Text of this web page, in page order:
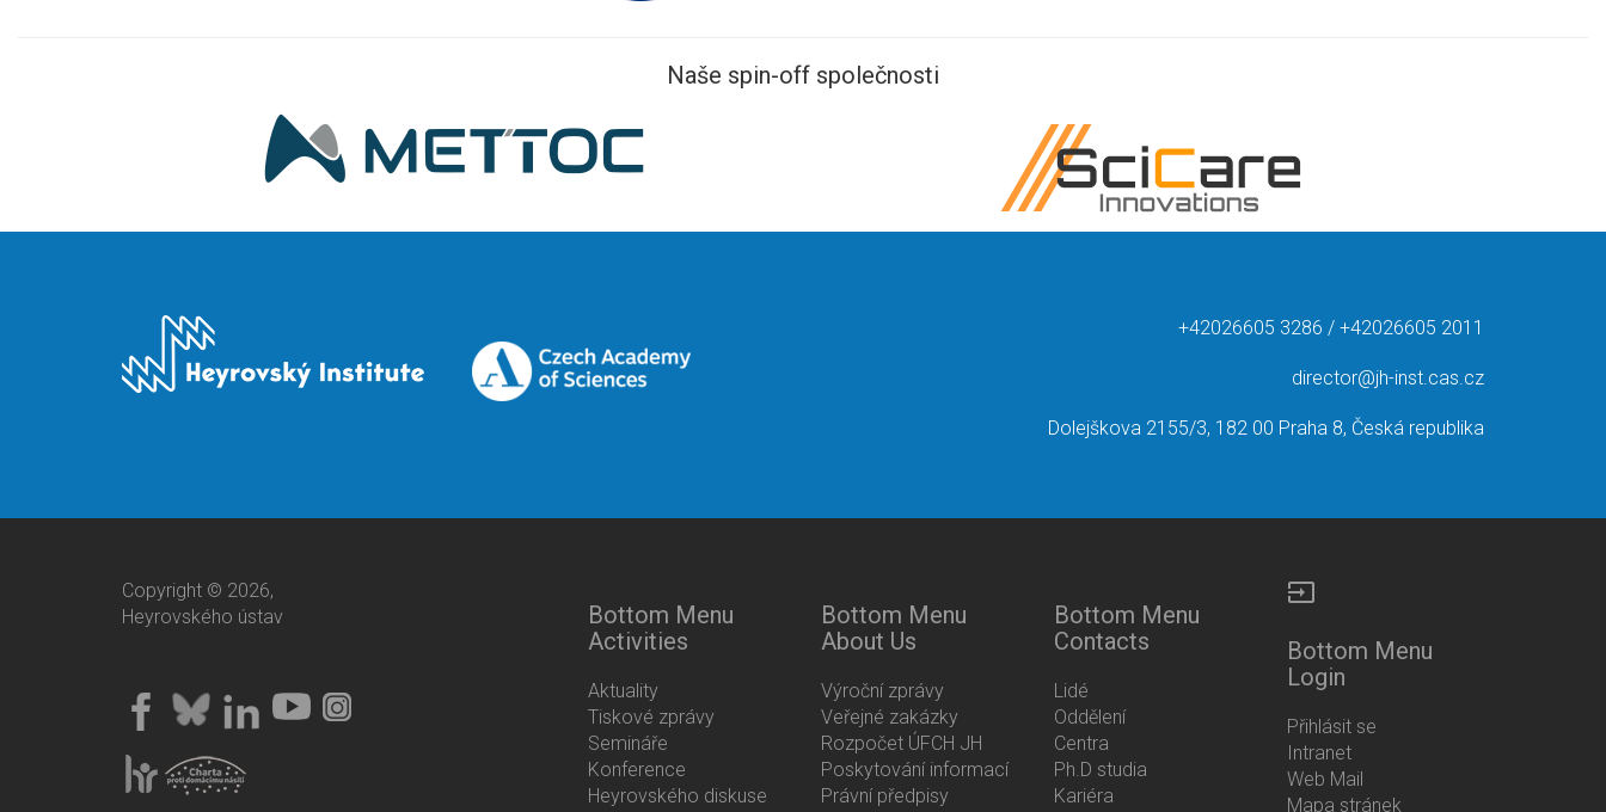
Naše spin-off společnosti
+42026605 3286 / +42026605 2011
director@jh-inst.cas.cz
Dolejškova 2155/3, 182 00 Praha 8, Česká republika
Copyright © 2026,
Heyrovského ústav
Bottom Menu
Activities
Aktuality
Tiskové zprávy
Semináře
Konference
Heyrovského diskuse
Bottom Menu
About Us
Výroční zprávy
Veřejné zakázky
Rozpočet ÚFCH JH
Poskytování informací
Právní předpisy
Bottom Menu
Contacts
Lidé
Oddělení
Centra
Ph.D studia
Kariéra
input
Bottom Menu
Login
Přihlásit se
Intranet
Web Mail
Mapa stránek